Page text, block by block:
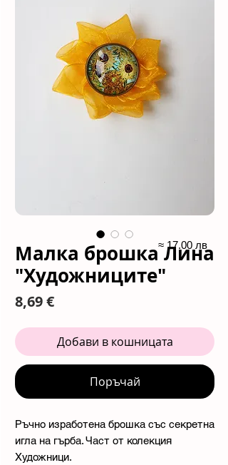
Малка брошка Лина
"Художниците"
8,69 €Цена
Добави в кошницата
Поръчай
Ръчно изработена брошка със секретна
игла на гърба. Част от колекция
Художници.
≈ 17.00 лв